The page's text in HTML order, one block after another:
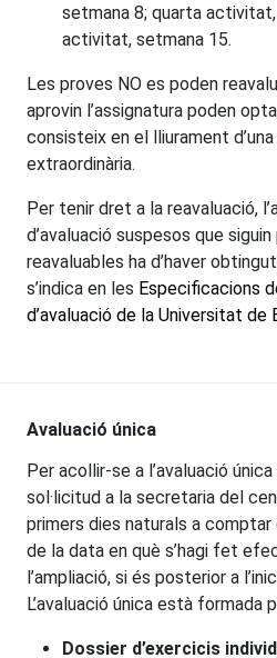
setmana 8; quarta
activitat, setmana 15.
Les proves NO es poden
aprovin l’assignatura poden
consisteix en el lliurament
extraordinària.
Per tenir dret a la reavaluació,
d’avaluació suspesos que
reavaluables ha d’haver
s’indica en les Especificacions
d’avaluació de la Universitat de
Avaluació única
Per acollir-se a l’avaluació única
sol·licitud a la secretaria del
primers dies naturals a comptar
de la data en què s’hagi fet
l’ampliació, si és posterior a
L’avaluació única està formada
Dossier d’exercicis